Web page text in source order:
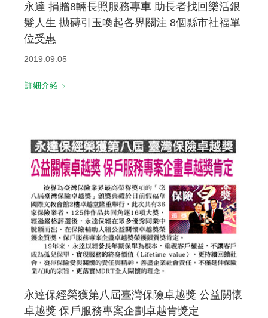
永達 捐贈8輛長照服務專車 助長者找回樂活銀
髮人生 拋磚引玉喚起各界關注 8個縣市社福單
位受惠
2019.09.05
詳細介紹
永達保經榮獲第八屆臺灣保險卓越獎 公益關懷
卓越獎 保戶服務專案企劃卓越肯獎定